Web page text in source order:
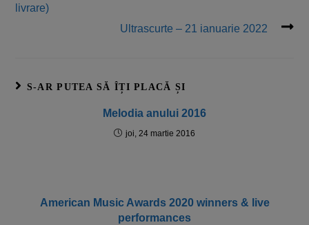
livrare)
Ultrascurte – 21 ianuarie 2022
S-AR PUTEA SĂ ÎȚI PLACĂ ȘI
Melodia anului 2016
joi, 24 martie 2016
American Music Awards 2020 winners & live
performances